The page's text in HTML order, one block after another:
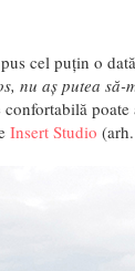
cel puțin o
nu aș putea
Insert Studio